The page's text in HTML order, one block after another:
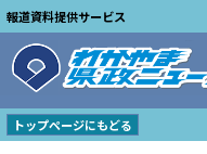
報道資料提供サービス
トップページにもどる